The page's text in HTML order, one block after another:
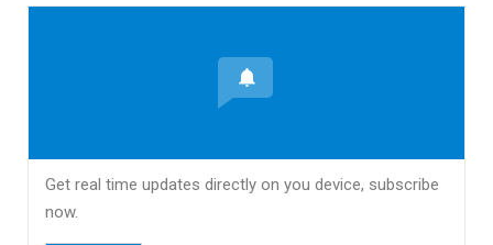
Get real time updates directly on you device, subscribe
now.